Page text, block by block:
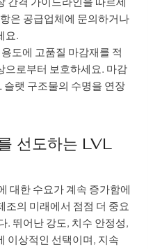
은 공급업체에 문의하거나
요.
도에 고품질 마감재를 적
으로부터 보호하세요. 마감
슬랫 구조물의 수명을 연장
선도하는 LVL
대한 수요가 계속 증가함에
조의 미래에서 점점 더 중요
. 뛰어난 강도, 치수 안정성,
이상적인 선택이며, 지속